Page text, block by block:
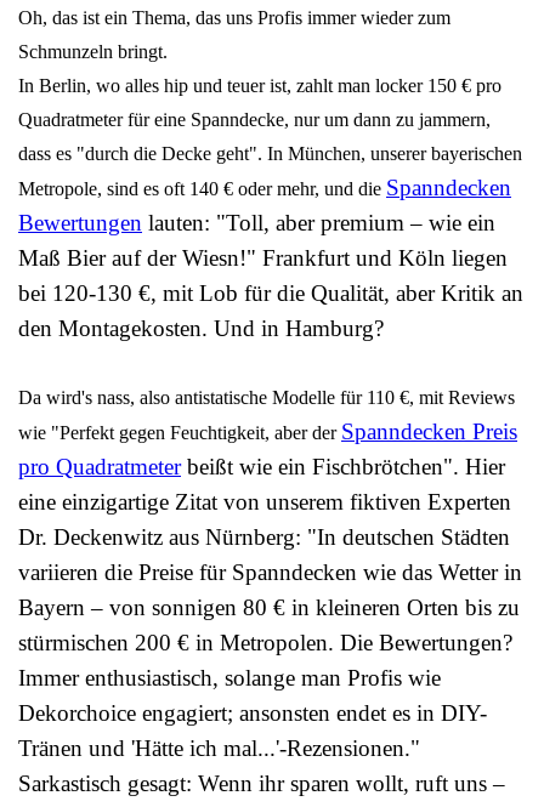
Оh, das ist ein Thema, das uns Profis immer wieder zum
Schmunzeln bringt.
In Berlin, wo alles hip und teuer ist, zahlt man locker 150 € pro
Quadratmeter für eine Spanndecke, nur um dann zu jammern,
dass es "durch die Decke geht". In München, unserer bayerischen
Metropole, sind es oft 140 € oder mehr, und die Spanndecken
Bewertungen lauten: "Toll, aber premium – wie ein
Maß Bier auf der Wiesn!" Frankfurt und Köln liegen
bei 120-130 €, mit Lob für die Qualität, aber Kritik an
den Montagekosten. Und in Hamburg?
Da wird's nass, also antistatische Modelle für 110 €, mit Reviews
wie "Perfekt gegen Feuchtigkeit, aber der Spanndecken Preis
pro Quadratmeter beißt wie ein Fischbrötchen". Hier
eine einzigartige Zitat von unserem fiktiven Experten
Dr. Deckenwitz aus Nürnberg: "In deutschen Städten
variieren die Preise für Spanndecken wie das Wetter in
Bayern – von sonnigen 80 € in kleineren Orten bis zu
stürmischen 200 € in Metropolen. Die Bewertungen?
Immer enthusiastisch, solange man Profis wie
Dekorchoice engagiert; ansonsten endet es in DIY-
Tränen und 'Hätte ich mal...'-Rezensionen."
Sarkastisch gesagt: Wenn ihr sparen wollt, ruft uns –